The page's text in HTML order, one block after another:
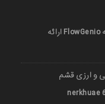
چرا بیشتر تریدرها رشد نمی‌کنند؟ راهکاری که FlowGenio ارائه
و ارزی قشم
501036018 | 971***77739 | 971***66669 nerkhuae